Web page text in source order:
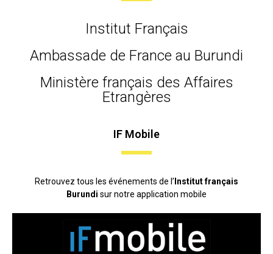
Institut Français
Ambassade de France au Burundi
Ministère français des Affaires
Etrangères
IF Mobile
Retrouvez tous les événements de l’ Institut français
Burundi sur notre application mobile